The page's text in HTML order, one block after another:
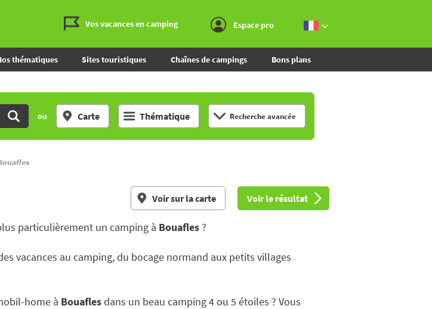
Vos vacances en camping Espace pro
thématiques Sites touristiques Chaînes de campings Bons plans
ou Carte Thématique Recherche avancée
Voir sur la carte Voir le résultat
particulièrement un camping à Bouafles ?
vacances au camping, du bocage normand aux petits villages
home à Bouaflesdans un beau camping 4 ou 5 étoiles ? Vous